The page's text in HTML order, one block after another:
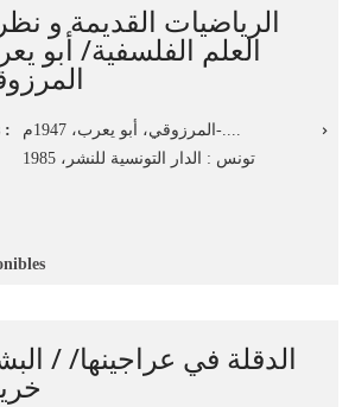
الرياضيات القديمة و
العلم الفلسفية/ أبو
:
المرزوقي، أبو يعرب، 1947م-....
تونس : الدار التونسية للنشر، 1985
الدقلة في عراجينها/ /